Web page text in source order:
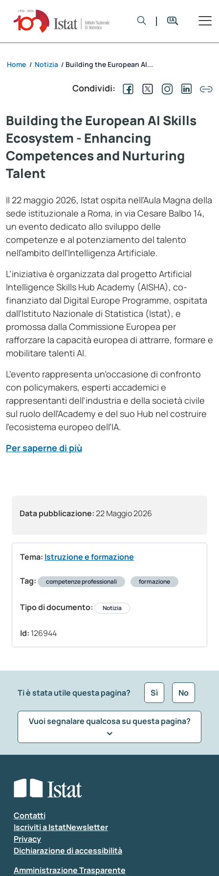
Data pubblicazione:22 Maggio 2026
Tema: Istruzione e formazione
Tag: competenze professionali formazione
Tipo di documento: Notizia
Id: 126944
Home / Notizia / Building the European AI...
Condividi:
Building the European AI Skills
Ecosystem - Enhancing
Competences and Nurturing
Talent
Il 22 maggio 2026, Istat ospita nell’Aula Magna della
sede istituzionale a Roma, in via Cesare Balbo 14,
un evento dedicato allo sviluppo delle
competenze e al potenziamento del talento
nell’ambito dell’Intelligenza Artificiale.
L’iniziativa è organizzata dal progetto Artificial
Intelligence Skills Hub Academy (AISHA), co-
finanziato dal Digital Europe Programme, ospitata
dall’Istituto Nazionale di Statistica (Istat), e
promossa dalla Commissione Europea per
rafforzare la capacità europea di attrarre, formare e
mobilitare talenti AI.
L’evento rappresenta un’occasione di confronto
con policymakers, esperti accademici e
rappresentanti dell’industria e della società civile
sul ruolo dell’Academy e del suo Hub nel costruire
l’ecosistema europeo dell’IA.
Per saperne di più
Ti è stata utile questa pagina? Sì No
Vuoi segnalare qualcosa su questa pagina?
Seleziona la tipologia della segnalazione
Inserisci il tuo commento
Contatti
Iscriviti a IstatNewsletter
Privacy
Dichiarazione di accessibilità
Amministrazione Trasparente